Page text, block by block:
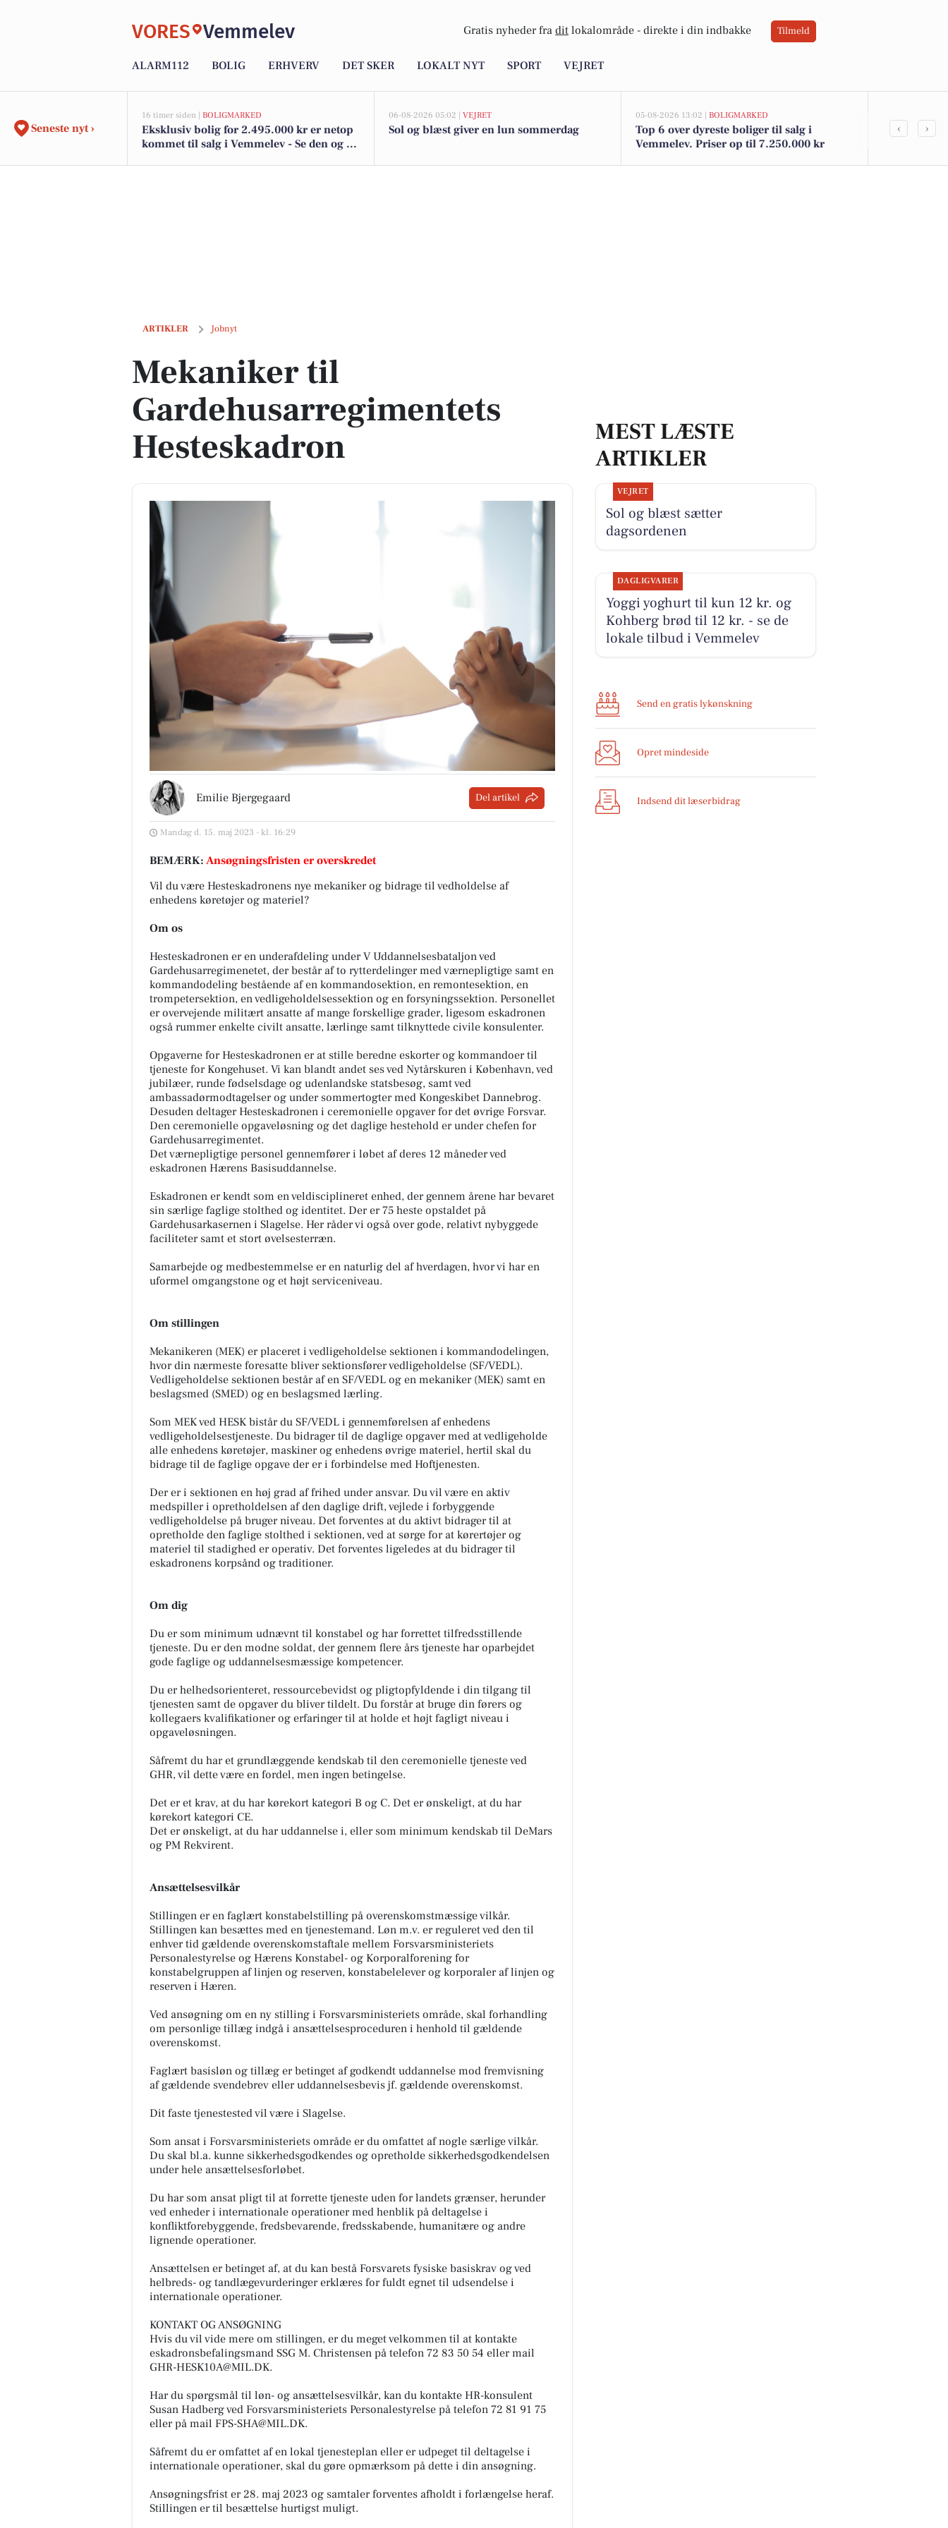
VORES Vemmelev Gratis nyheder fra dit lokalområde - direkte i din indbakke Tilmeld
ALARM112 BOLIG ERHVERV DET SKER LOKALT NYT SPORT VEJRET
Seneste nyt ›
16 timer siden | BOLIGMARKED
Eksklusiv bolig for 2.495.000 kr er netop
kommet til salg i Vemmelev - Se den og de
06-08-2026 05:02 | VEJRET
Sol og blæst giver en lun sommerdag
05-08-2026 13:02 | BOLIGMARKED
Top 6 over dyreste boliger til salg i
Vemmelev. Priser op til 7.250.000 kr
Yoggi
‹ ›
ARTIKLER Jobnyt
Mekaniker til Gardehusarregimentets Hesteskadron
Mekaniker til
Gardehusarregimentets
Hesteskadron
Emilie Bjergegaard Del artikel
Mandag d. 15. maj 2023 - kl. 16:29
BEMÆRK: Ansøgningsfristen er overskredet
Vil du være Hesteskadronens nye mekaniker og bidrage til vedholdelse af
enhedens køretøjer og materiel?
Om os
Hesteskadronen er en underafdeling under V Uddannelsesbataljon ved
Gardehusarregimenetet, der består af to rytterdelinger med værnepligtige samt en
kommandodeling bestående af en kommandosektion, en remontesektion, en
trompetersektion, en vedligeholdelsessektion og en forsyningssektion. Personellet
er overvejende militært ansatte af mange forskellige grader, ligesom eskadronen
også rummer enkelte civilt ansatte, lærlinge samt tilknyttede civile konsulenter.
Opgaverne for Hesteskadronen er at stille beredne eskorter og kommandoer til
tjeneste for Kongehuset. Vi kan blandt andet ses ved Nytårskuren i København, ved
jubilæer, runde fødselsdage og udenlandske statsbesøg, samt ved
ambassadørmodtagelser og under sommertogter med Kongeskibet Dannebrog.
Desuden deltager Hesteskadronen i ceremonielle opgaver for det øvrige Forsvar.
Den ceremonielle opgaveløsning og det daglige hestehold er under chefen for
Gardehusarregimentet.
Det værnepligtige personel gennemfører i løbet af deres 12 måneder ved
eskadronen Hærens Basisuddannelse.
Eskadronen er kendt som en veldisciplineret enhed, der gennem årene har bevaret
sin særlige faglige stolthed og identitet. Der er 75 heste opstaldet på
Gardehusarkasernen i Slagelse. Her råder vi også over gode, relativt nybyggede
faciliteter samt et stort øvelsesterræn.
Samarbejde og medbestemmelse er en naturlig del af hverdagen, hvor vi har en
uformel omgangstone og et højt serviceniveau.
Om stillingen
Mekanikeren (MEK) er placeret i vedligeholdelse sektionen i kommandodelingen,
hvor din nærmeste foresatte bliver sektionsfører vedligeholdelse (SF/VEDL).
Vedligeholdelse sektionen består af en SF/VEDL og en mekaniker (MEK) samt en
beslagsmed (SMED) og en beslagsmed lærling.
Som MEK ved HESK bistår du SF/VEDL i gennemførelsen af enhedens
vedligeholdelsestjeneste. Du bidrager til de daglige opgaver med at vedligeholde
alle enhedens køretøjer, maskiner og enhedens øvrige materiel, hertil skal du
bidrage til de faglige opgave der er i forbindelse med Hoftjenesten.
Der er i sektionen en høj grad af frihed under ansvar. Du vil være en aktiv
medspiller i opretholdelsen af den daglige drift, vejlede i forbyggende
vedligeholdelse på bruger niveau. Det forventes at du aktivt bidrager til at
opretholde den faglige stolthed i sektionen, ved at sørge for at kørertøjer og
materiel til stadighed er operativ. Det forventes ligeledes at du bidrager til
eskadronens korpsånd og traditioner.
Om dig
Du er som minimum udnævnt til konstabel og har forrettet tilfredsstillende
tjeneste. Du er den modne soldat, der gennem flere års tjeneste har oparbejdet
gode faglige og uddannelsesmæssige kompetencer.
Du er helhedsorienteret, ressourcebevidst og pligtopfyldende i din tilgang til
tjenesten samt de opgaver du bliver tildelt. Du forstår at bruge din førers og
kollegaers kvalifikationer og erfaringer til at holde et højt fagligt niveau i
opgaveløsningen.
Såfremt du har et grundlæggende kendskab til den ceremonielle tjeneste ved
GHR, vil dette være en fordel, men ingen betingelse.
Det er et krav, at du har kørekort kategori B og C. Det er ønskeligt, at du har
kørekort kategori CE.
Det er ønskeligt, at du har uddannelse i, eller som minimum kendskab til DeMars
og PM Rekvirent.
Ansættelsesvilkår
Stillingen er en faglært konstabelstilling på overenskomstmæssige vilkår.
Stillingen kan besættes med en tjenestemand. Løn m.v. er reguleret ved den til
enhver tid gældende overenskomstaftale mellem Forsvarsministeriets
Personalestyrelse og Hærens Konstabel- og Korporalforening for
konstabelgruppen af linjen og reserven, konstabelelever og korporaler af linjen og
reserven i Hæren.
Ved ansøgning om en ny stilling i Forsvarsministeriets område, skal forhandling
om personlige tillæg indgå i ansættelsesproceduren i henhold til gældende
overenskomst.
Faglært basisløn og tillæg er betinget af godkendt uddannelse mod fremvisning
af gældende svendebrev eller uddannelsesbevis jf. gældende overenskomst.
Dit faste tjenestested vil være i Slagelse.
Som ansat i Forsvarsministeriets område er du omfattet af nogle særlige vilkår.
Du skal bl.a. kunne sikkerhedsgodkendes og opretholde sikkerhedsgodkendelsen
under hele ansættelsesforløbet.
Du har som ansat pligt til at forrette tjeneste uden for landets grænser, herunder
ved enheder i internationale operationer med henblik på deltagelse i
konfliktforebyggende, fredsbevarende, fredsskabende, humanitære og andre
lignende operationer.
Ansættelsen er betinget af, at du kan bestå Forsvarets fysiske basiskrav og ved
helbreds- og tandlægevurderinger erklæres for fuldt egnet til udsendelse i
internationale operationer.
KONTAKT OG ANSØGNING
Hvis du vil vide mere om stillingen, er du meget velkommen til at kontakte
eskadronsbefalingsmand SSG M. Christensen på telefon 72 83 50 54 eller mail
GHR-HESK10A@MIL.DK.
Har du spørgsmål til løn- og ansættelsesvilkår, kan du kontakte HR-konsulent
Susan Hadberg ved Forsvarsministeriets Personalestyrelse på telefon 72 81 91 75
eller på mail FPS-SHA@MIL.DK.
Såfremt du er omfattet af en lokal tjenesteplan eller er udpeget til deltagelse i
internationale operationer, skal du gøre opmærksom på dette i din ansøgning.
Ansøgningsfrist er 28. maj 2023 og samtaler forventes afholdt i forlængelse heraf.
Stillingen er til besættelse hurtigst muligt.
MEST LÆSTE
ARTIKLER
VEJRET
Sol og blæst sætter
dagsordenen
DAGLIGVARER
Yoggi yoghurt til kun 12 kr. og
Kohberg brød til 12 kr. - se de
lokale tilbud i Vemmelev
Send en gratis lykønskning
Opret mindeside
Indsend dit læserbidrag